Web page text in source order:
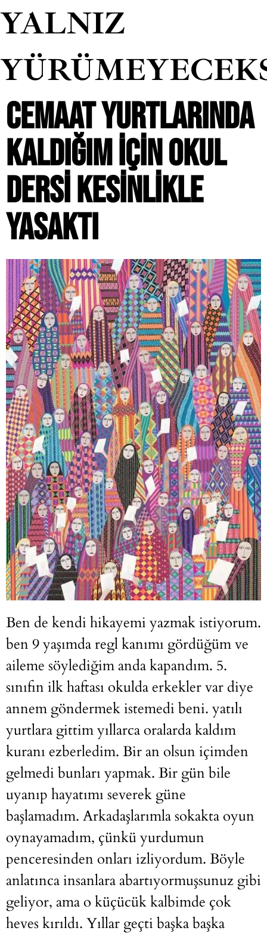
YALNIZ
CEMAAT YURTLARINDA
KALDIĞIM IÇIN OKUL
DERSI KESINLIKLE
YASAKTI
Ben de kendi hikayemi yazmak istiyorum.
ben 9 yaşımda regl kanımı gördüğüm ve
aileme söylediğim anda kapandım. 5.
sınıfın ilk haftası okulda erkekler var diye
annem göndermek istemedi beni. yatılı
yurtlara gittim yıllarca oralarda kaldım
kuranı ezberledim. Bir an olsun içimden
gelmedi bunları yapmak. Bir gün bile
uyanıp hayatımı severek güne
başlamadım. Arkadaşlarımla sokakta oyun
oynayamadım, çünkü yurdumun
penceresinden onları izliyordum. Böyle
anlatınca insanlara abartıyormuşsunuz gibi
geliyor, ama o küçücük kalbimde çok
heves kırıldı. Yıllar geçti başka başka